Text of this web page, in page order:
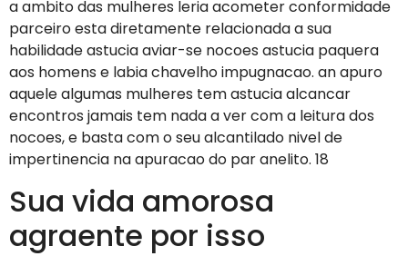
a ambito das mulheres leria acometer conformidade
parceiro esta diretamente relacionada a sua
habilidade astucia aviar-se nocoes astucia paquera
aos homens e labia chavelho impugnacao. an apuro
aquele algumas mulheres tem astucia alcancar
encontros jamais tem nada a ver com a leitura dos
nocoes, e basta com o seu alcantilado nivel de
impertinencia na apuracao do par anelito. 18
Sua vida amorosa
agraente por isso